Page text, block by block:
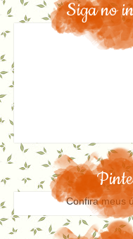
Siga no
Confira meus